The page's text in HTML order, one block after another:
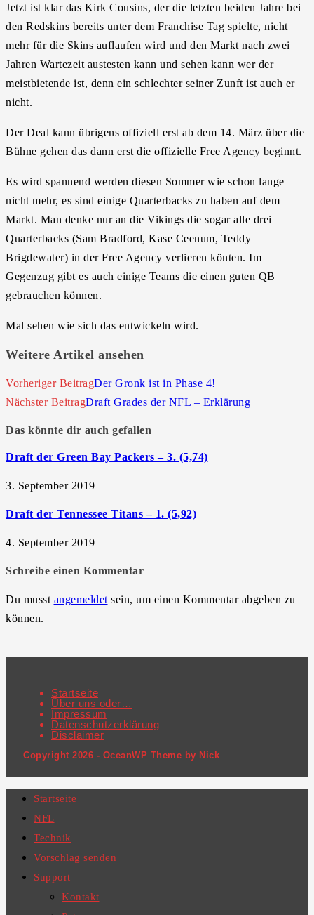
Jetzt ist klar das Kirk Cousins, der die letzten beiden Jahre bei
den Redskins bereits unter dem Franchise Tag spielte, nicht
mehr für die Skins auflaufen wird und den Markt nach zwei
Jahren Wartezeit austesten kann und sehen kann wer der
meistbietende ist, denn ein schlechter seiner Zunft ist auch er
nicht.
Der Deal kann übrigens offiziell erst ab dem 14. März über die
Bühne gehen das dann erst die offizielle Free Agency beginnt.
Es wird spannend werden diesen Sommer wie schon lange
nicht mehr, es sind einige Quarterbacks zu haben auf dem
Markt. Man denke nur an die Vikings die sogar alle drei
Quarterbacks (Sam Bradford, Kase Ceenum, Teddy
Brigdewater) in der Free Agency verlieren könten. Im
Gegenzug gibt es auch einige Teams die einen guten QB
gebrauchen können.
Mal sehen wie sich das entwickeln wird.
Weitere Artikel ansehen
Vorheriger BeitragDer Gronk ist in Phase 4!
Nächster BeitragDraft Grades der NFL – Erklärung
Das könnte dir auch gefallen
Draft der Green Bay Packers – 3. (5,74)
3. September 2019
Draft der Tennessee Titans – 1. (5,92)
4. September 2019
Schreibe einen Kommentar
Du musst angemeldetsein, um einen Kommentar abgeben zu
können.
Startseite
Über uns oder…
Impressum
Datenschutzerklärung
Disclaimer
Copyright 2026 - OceanWP Theme by Nick
Startseite
NFL
Technik
Vorschlag senden
Support
Kontakt